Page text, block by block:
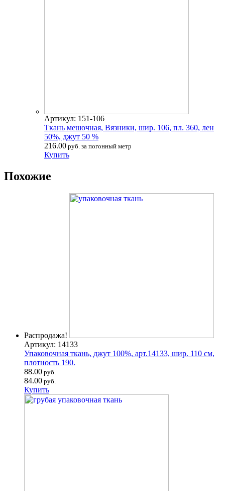
Артикул: 151-106
Ткань мешочная, Вязники, шир. 106, пл. 360, лен
50%, джут 50 %
216.00 руб. за погонный метр
Купить
Похожие
Распродажа!
Артикул: 14133
Упаковочная ткань, джут 100%, арт.14133, шир. 110 см,
плотность 190.
88.00 руб.
84.00 руб.
Купить